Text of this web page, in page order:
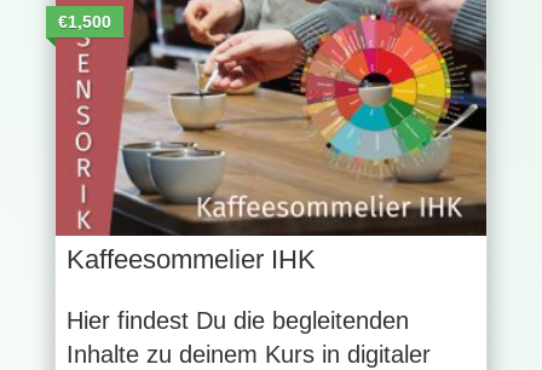
€1,500
Kaffeesommelier IHK
Hier findest Du die begleitenden
Inhalte zu deinem Kurs in digitaler